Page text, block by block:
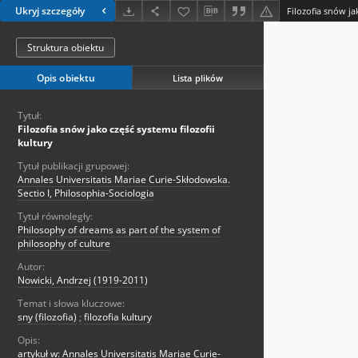
Ukryj szczegóły Filozofia snów
Struktura obiektu
Opis obiektu Lista plików
Tytuł:
Filozofia snów jako część systemu filozofii
kultury
Tytuł publikacji grupowej:
Annales Universitatis Mariae Curie-Skłodowska.
Sectio I, Philosophia-Sociologia
Tytuł równoległy:
Philosophy of dreams as part of the system of
philosophy of culture
Autor:
Nowicki, Andrzej (1919-2011)
Temat i słowa kluczowe:
sny (filozofia) ; filozofia kultury
Opis:
artykuł w: Annales Universitatis Mariae Curie-